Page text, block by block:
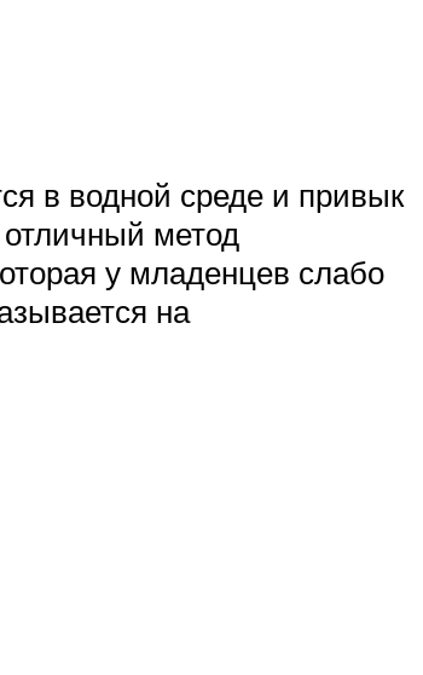
в водной среде и привык
метод
у младенцев слабо
на